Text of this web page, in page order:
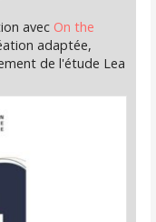
avec On the
adaptée,
de l'étude Lea